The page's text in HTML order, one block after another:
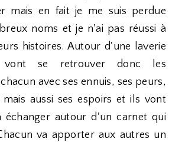
mais en fait je me suis perdue
noms et je n'ai pas réussi à
histoires. Autour d'une laverie
vont se retrouver donc les
avec ses ennuis, ses peurs,
mais aussi ses espoirs et ils vont
échanger autour d'un carnet qui
va apporter aux autres un